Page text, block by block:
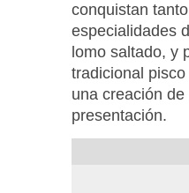
conquistan
especialidades
lomo saltado, y
tradicional
una creación
presentación.